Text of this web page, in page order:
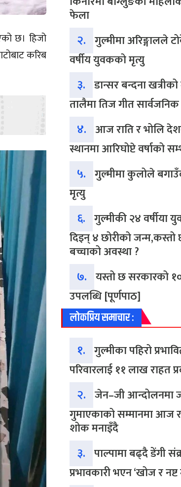
छ। हिजो
करिब
फेला
२. गुल्मीमा अरिङ्गालले
वर्षीय युवकको मृत्यु
३. डान्सर बन्दना
तालैमा तिज गीत सार्वजनिक
४. आज राति र भोलि
स्थानमा आरिघोप्टे वर्षाको
५. गुल्मीमा कुलोले
मृत्यु
६. गुल्मीकी २४ वर्षीया
दिइन् ४ छोरीको
बच्चाको अवस्था ?
७. यस्तो छ सरकारको
उपलब्धि [पूर्णपाठ]
लोकप्रिय समाचार :
१. गुल्मीका पहिरो
परिवारलाई ११ लाख राहत
२. जेन–जी आन्दोलनमा
गुमाएकाको सम्मानमा आज
शोक मनाइँदै
३. पाल्पामा बढ्दै डेंगी
प्रभावकारी भएन ‘खोज र नष्ट